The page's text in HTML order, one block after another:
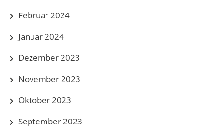
Februar 2024
Januar 2024
Dezember 2023
November 2023
Oktober 2023
September 2023